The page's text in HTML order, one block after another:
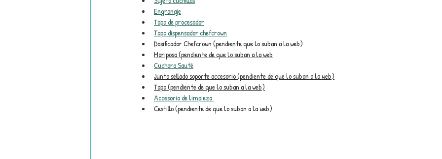
Engranaje
Tapa de procesador
Tapa dispensador chefcrown
Dosificador Chefcrown (pendiente que lo suban a la web)
Mariposa (pendiente de que lo suban a la web
Cuchara Sauté
Junta sellado soporte accesorio (pendiente de que lo suban a la web)
Tapa (pendiente de que lo suban a la web)
Accesorio de limpieza
Cestillo (pendiente de que lo suban a la web)